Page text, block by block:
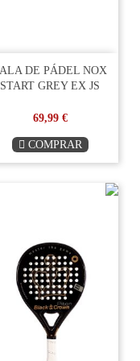
DE PÁDEL NOX
START GREY EX JS
69,99 €
COMPRAR